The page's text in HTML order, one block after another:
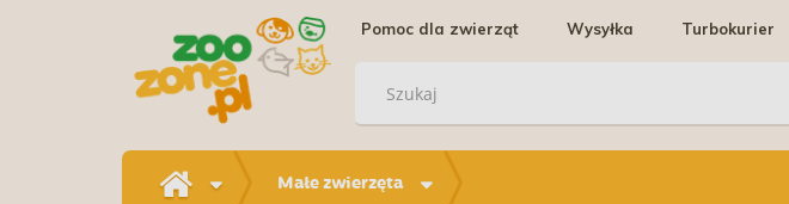
Pomoc dla zwierząt Wysyłka Turbokurier
Małe zwierzęta